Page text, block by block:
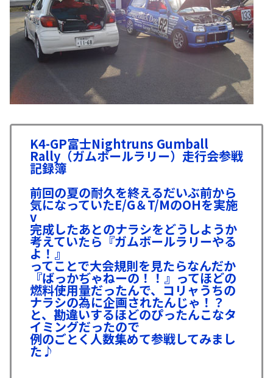
K4-GP富士Nightruns Gumball
Rally（ガムボールラリー）走行会参戦
記録簿
前回の夏の耐久を終えるだいぶ前から
気になっていたE/G＆T/MのOHを実施
v
完成したあとのナラシをどうしようか
考えていたら『ガムボールラリーやる
よ！』
ってことで大会規則を見たらなんだか
『ばっかぢゃねーの！！』ってほどの
燃料使用量だったんで、コリャうちの
ナラシの為に企画されたんじゃ！？
と、勘違いするほどのぴったんこなタ
イミングだったので
例のごとく人数集めて参戦してみまし
た♪